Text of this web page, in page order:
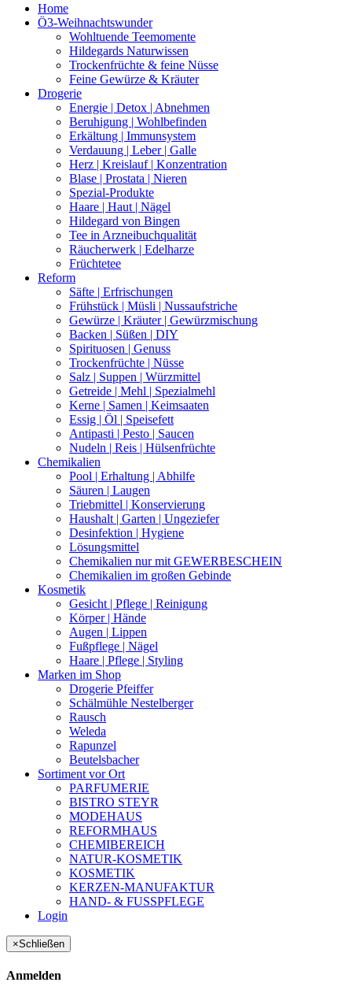
Home
Ö3-Weihnachtswunder
Wohltuende Teemomente
Hildegards Naturwissen
Trockenfrüchte & feine Nüsse
Feine Gewürze & Kräuter
Drogerie
Energie | Detox | Abnehmen
Beruhigung | Wohlbefinden
Erkältung | Immunsystem
Verdauung | Leber | Galle
Herz | Kreislauf | Konzentration
Blase | Prostata | Nieren
Spezial-Produkte
Haare | Haut | Nägel
Hildegard von Bingen
Tee in Arzneibuchqualität
Räucherwerk | Edelharze
Früchtetee
Reform
Säfte | Erfrischungen
Frühstück | Müsli | Nussaufstriche
Gewürze | Kräuter | Gewürzmischung
Backen | Süßen | DIY
Spirituosen | Genuss
Trockenfrüchte | Nüsse
Salz | Suppen | Würzmittel
Getreide | Mehl | Spezialmehl
Kerne | Samen | Keimsaaten
Essig | Öl | Speisefett
Antipasti | Pesto | Saucen
Nudeln | Reis | Hülsenfrüchte
Chemikalien
Pool | Erhaltung | Abhilfe
Säuren | Laugen
Triebmittel | Konservierung
Haushalt | Garten | Ungeziefer
Desinfektion | Hygiene
Lösungsmittel
Chemikalien nur mit GEWERBESCHEIN
Chemikalien im großen Gebinde
Kosmetik
Gesicht | Pflege | Reinigung
Körper | Hände
Augen | Lippen
Fußpflege | Nägel
Haare | Pflege | Styling
Marken im Shop
Drogerie Pfeiffer
Schälmühle Nestelberger
Rausch
Weleda
Rapunzel
Beutelsbacher
Sortiment vor Ort
PARFUMERIE
BISTRO STEYR
MODEHAUS
REFORMHAUS
CHEMIBEREICH
NATUR-KOSMETIK
KOSMETIK
KERZEN-MANUFAKTUR
HAND- & FUSSPFLEGE
Login
×Schließen
Anmelden